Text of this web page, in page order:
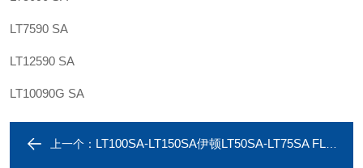
LT7590 SA
LT12590 SA
LT10090G SA
上一个： LT100SA-LT150SA伊顿LT50SA-LT75SA FLEXIBLE UL液密接头-现货